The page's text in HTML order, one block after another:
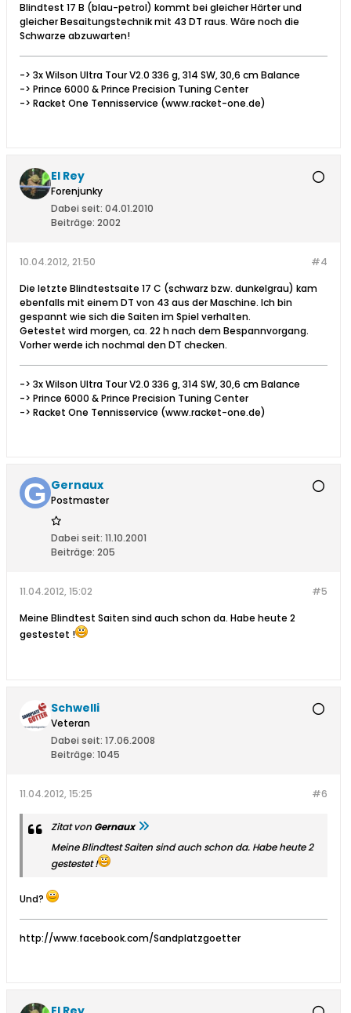
Blindtest 17 B (blau-petrol) kommt bei gleicher Härter und
gleicher Besaitungstechnik mit 43 DT raus. Wäre noch die
Schwarze abzuwarten!
-> 3x Wilson Ultra Tour V2.0 336 g, 314 SW, 30,6 cm Balance
-> Prince 6000 & Prince Precision Tuning Center
-> Racket One Tennisservice (www.racket-one.de)
El Rey
Forenjunky
Dabei seit: 04.01.2010
Beiträge: 2002
#4
10.04.2012, 21:50
Die letzte Blindtestsaite 17 C (schwarz bzw. dunkelgrau) kam
ebenfalls mit einem DT von 43 aus der Maschine. Ich bin
gespannt wie sich die Saiten im Spiel verhalten.
Getestet wird morgen, ca. 22 h nach dem Bespannvorgang.
Vorher werde ich nochmal den DT checken.
-> 3x Wilson Ultra Tour V2.0 336 g, 314 SW, 30,6 cm Balance
-> Prince 6000 & Prince Precision Tuning Center
-> Racket One Tennisservice (www.racket-one.de)
Gernaux
Postmaster
Dabei seit: 11.10.2001
Beiträge: 205
#5
11.04.2012, 15:02
Meine Blindtest Saiten sind auch schon da. Habe heute 2
gestestet !
Schwelli
Veteran
Dabei seit: 17.06.2008
Beiträge: 1045
#6
11.04.2012, 15:25
Zitat von Gernaux
Meine Blindtest Saiten sind auch schon da. Habe heute 2
gestestet !
Und?
http://www.facebook.com/Sandplatzgoetter